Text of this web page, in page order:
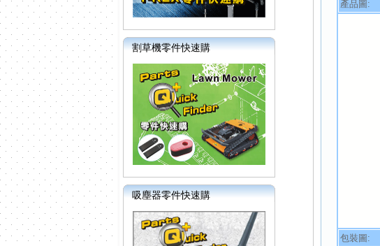
割草機零件快速購
吸塵器零件快速購
產品圖:
包裝圖: